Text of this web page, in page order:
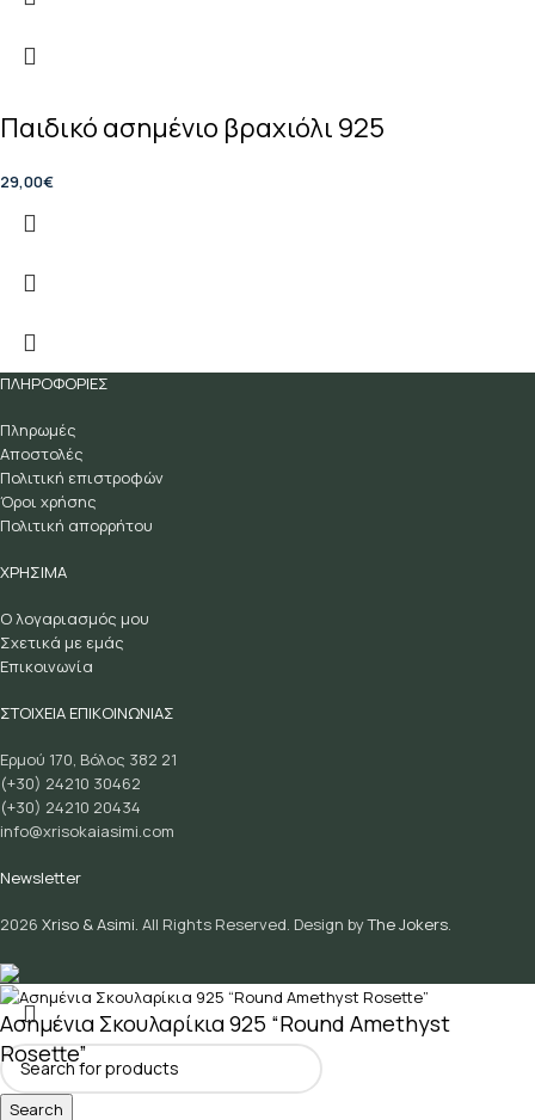
Παιδικό ασημένιο βραχιόλι 925
29,00€
ΠΛΗΡΟΦΟΡΙΕΣ
Πληρωμές
Αποστολές
Πολιτική επιστροφών
Όροι χρήσης
Πολιτική απορρήτου
ΧΡΗΣΙΜΑ
Ο λογαριασμός μου
Σχετικά με εμάς
Επικοινωνία
ΣΤΟΙΧΕΙΑ ΕΠΙΚΟΙΝΩΝΙΑΣ
Ερμού 170, Βόλος 382 21
(+30) 24210 30462
(+30) 24210 20434
info@xrisokaiasimi.com
Newsletter
2026 Xriso & Asimi. All Rights Reserved. Design byThe Jokers.
Search
Ασημένια Σκουλαρίκια 925 “Round Amethyst
Rosette”
26,00€